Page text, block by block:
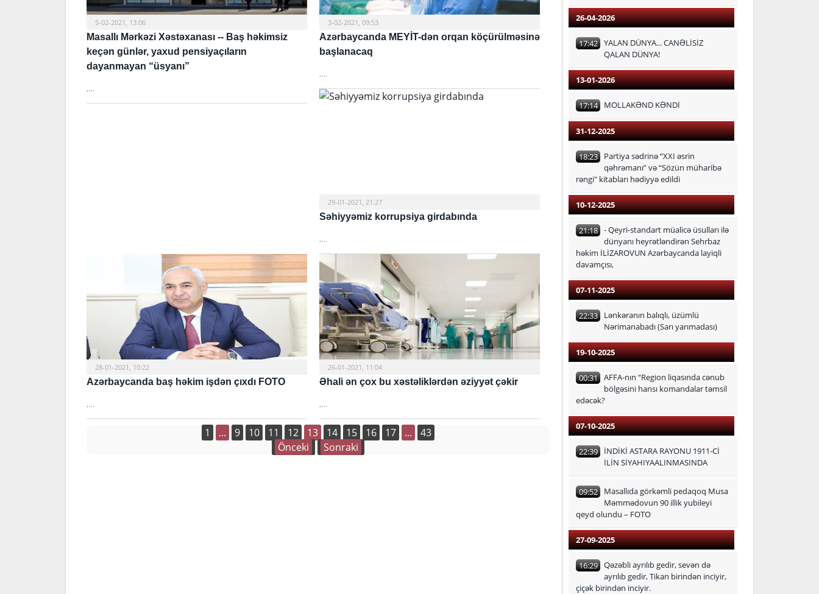
5-02-2021, 13:06
Masallı Mərkəzi Xəstəxanası -- Baş həkimsiz
keçən günlər, yaxud pensiyaçıların
dayanmayan “üsyanı”
,…
3-02-2021, 09:53
Azərbaycanda MEYİT-dən orqan köçürülməsinə
başlanacaq
,…
29-01-2021, 21:27
Səhiyyəmiz korrupsiya girdabında
,…
28-01-2021, 10:22
Azərbaycanda baş həkim işdən çıxdı FOTO
,…
26-01-2021, 11:04
Əhali ən çox bu xəstəliklərdən əziyyət çəkir
,…
1 ... 9 10 11 12 13 14 15 16 17 ...
43
Önceki
Sonraki
26-04-2026
17:42 YALAN DÜNYA... CANƏLİSİZ
QALAN DÜNYA!
13-01-2026
17:14 MOLLAKƏND KƏNDİ
31-12-2025
18:23
Partiya sədrinə “XXI əsrin
qəhrəmanı” və “Sözün müharibə
rəngi" kitabları hədiyyə edildi
10-12-2025
21:18 - Qeyri-standart müalicə üsulları ilə
dünyanı heyrətləndirən Sehrbaz
həkim İLİZAROVUN Azərbaycanda layiqli
davamçısı,
07-11-2025
22:33
Lənkəranın balıqlı, üzümlü
Nərimanabadı (Sarı yarımadası)
19-10-2025
00:31 AFFA-nın “Region liqasında cənub
bölgəsini hansı komandalar təmsil
edəcək?
07-10-2025
22:39
İNDİKİ ASTARA RAYONU 1911-Cİ
İLİN SİYAHIYAALINMASINDA
09:52
Masallıda görkəmli pedaqoq Musa
Məmmədovun 90 illik yubileyi
qeyd olundu – FOTO
27-09-2025
16:29 Qəzəbli ayrılıb gedir, sevən də
ayrılıb gedir, Tikan birindən inciyir,
çiçək birindən inciyir.